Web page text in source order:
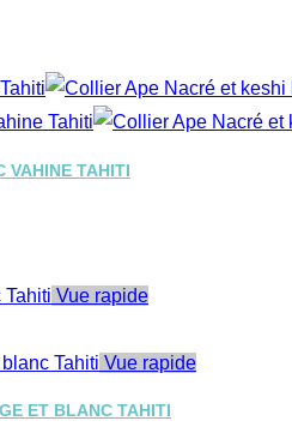
VAHINE TAHITI
Vue rapide
Vue rapide
ET BLANC TAHITI